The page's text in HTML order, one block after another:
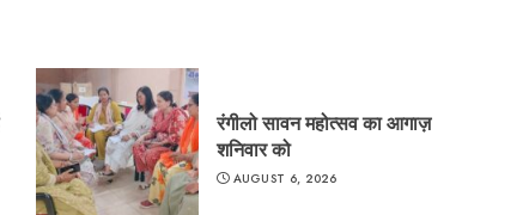
रंगीलो सावन महोत्सव का आगाज़
शनिवार को
AUGUST 6, 2026